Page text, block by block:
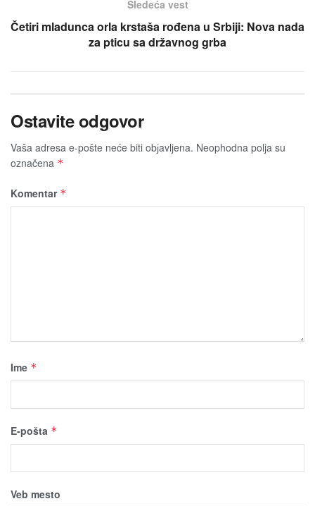
Sledeća vest
Četiri mladunca orla krstaša rođena u Srbiji: Nova nada
za pticu sa državnog grba
Ostavite odgovor
Vaša adresa e-pošte neće biti obјavljena. Neophodna polja su
označena *
Komentar *
Ime *
E-pošta *
Veb mesto